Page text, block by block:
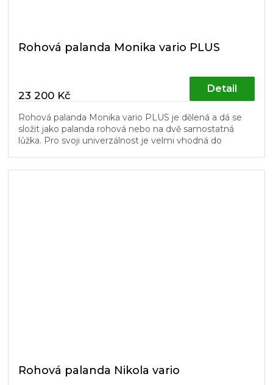
Rohová palanda Monika vario PLUS
23 200 Kč
Detail
Rohová palanda Monika vario PLUS je dělená a dá se
složit jako palanda rohová nebo na dvě samostatná
lůžka. Pro svoji univerzálnost je velmi vhodná do
Rohová palanda Nikola vario